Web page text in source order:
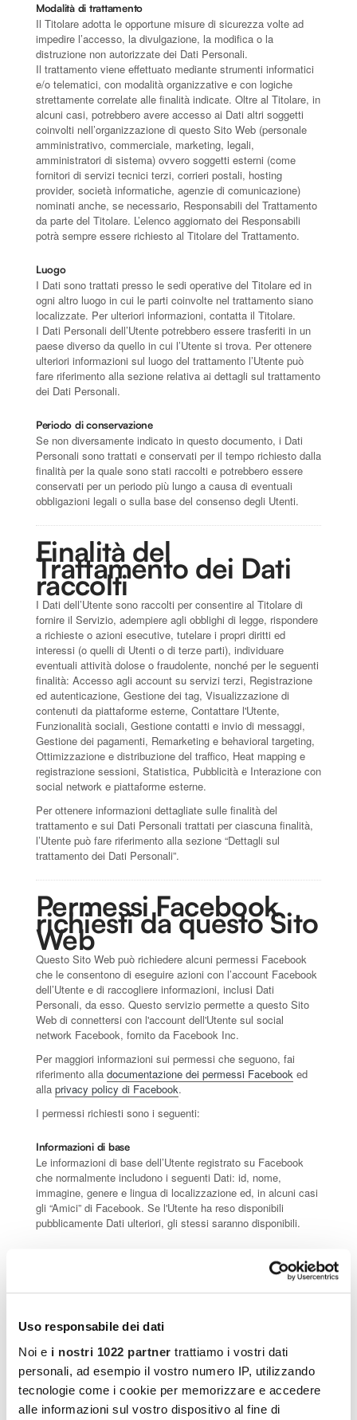
Uso responsabile dei dati
Noi e i nostri 1022 partner trattiamo i vostri dati
personali, ad esempio il vostro numero IP, utilizzando
tecnologie come i cookie per memorizzare e accedere
alle informazioni sul vostro dispositivo al fine di
Modalità di trattamento
Il Titolare adotta le opportune misure di sicurezza volte ad
impedire l’accesso, la divulgazione, la modifica o la
distruzione non autorizzate dei Dati Personali.
Il trattamento viene effettuato mediante strumenti informatici
e/o telematici, con modalità organizzative e con logiche
strettamente correlate alle finalità indicate. Oltre al Titolare, in
alcuni casi, potrebbero avere accesso ai Dati altri soggetti
coinvolti nell’organizzazione di questo Sito Web (personale
amministrativo, commerciale, marketing, legali,
amministratori di sistema) ovvero soggetti esterni (come
fornitori di servizi tecnici terzi, corrieri postali, hosting
provider, società informatiche, agenzie di comunicazione)
nominati anche, se necessario, Responsabili del Trattamento
da parte del Titolare. L’elenco aggiornato dei Responsabili
potrà sempre essere richiesto al Titolare del Trattamento.
Luogo
I Dati sono trattati presso le sedi operative del Titolare ed in
ogni altro luogo in cui le parti coinvolte nel trattamento siano
localizzate. Per ulteriori informazioni, contatta il Titolare.
I Dati Personali dell’Utente potrebbero essere trasferiti in un
paese diverso da quello in cui l’Utente si trova. Per ottenere
ulteriori informazioni sul luogo del trattamento l’Utente può
fare riferimento alla sezione relativa ai dettagli sul trattamento
dei Dati Personali.
Periodo di conservazione
Se non diversamente indicato in questo documento, i Dati
Personali sono trattati e conservati per il tempo richiesto dalla
finalità per la quale sono stati raccolti e potrebbero essere
conservati per un periodo più lungo a causa di eventuali
obbligazioni legali o sulla base del consenso degli Utenti.
Finalità del
Trattamento dei Dati
raccolti
I Dati dell’Utente sono raccolti per consentire al Titolare di
fornire il Servizio, adempiere agli obblighi di legge, rispondere
a richieste o azioni esecutive, tutelare i propri diritti ed
interessi (o quelli di Utenti o di terze parti), individuare
eventuali attività dolose o fraudolente, nonché per le seguenti
finalità: Accesso agli account su servizi terzi, Registrazione
ed autenticazione, Gestione dei tag, Visualizzazione di
contenuti da piattaforme esterne, Contattare l'Utente,
Funzionalità sociali, Gestione contatti e invio di messaggi,
Gestione dei pagamenti, Remarketing e behavioral targeting,
Ottimizzazione e distribuzione del traffico, Heat mapping e
registrazione sessioni, Statistica, Pubblicità e Interazione con
social network e piattaforme esterne.
Per ottenere informazioni dettagliate sulle finalità del
trattamento e sui Dati Personali trattati per ciascuna finalità,
l’Utente può fare riferimento alla sezione “Dettagli sul
trattamento dei Dati Personali”.
Permessi Facebook
richiesti da questo Sito
Web
Questo Sito Web può richiedere alcuni permessi Facebook
che le consentono di eseguire azioni con l’account Facebook
dell’Utente e di raccogliere informazioni, inclusi Dati
Personali, da esso. Questo servizio permette a questo Sito
Web di connettersi con l'account dell'Utente sul social
network Facebook, fornito da Facebook Inc.
Per maggiori informazioni sui permessi che seguono, fai
riferimento alla documentazione dei permessi Facebook ed
alla privacy policy di Facebook.
I permessi richiesti sono i seguenti:
Informazioni di base
Le informazioni di base dell’Utente registrato su Facebook
che normalmente includono i seguenti Dati: id, nome,
immagine, genere e lingua di localizzazione ed, in alcuni casi
gli “Amici” di Facebook. Se l'Utente ha reso disponibili
pubblicamente Dati ulteriori, gli stessi saranno disponibili.
Fornisce accesso all'indirizzo email primario dell'Utente.
Fornisce accesso alle foto che l'Utente ha caricato ed a
quelle in cui è stato taggato.
Strumenti di Tracciamento
Per Strumento di Tracciamento s’intende qualsiasi tecnologia
- es. Cookie, identificativi univoci, web beacons, script
integrati, e-tag e fingerprinting - che consenta di tracciare gli